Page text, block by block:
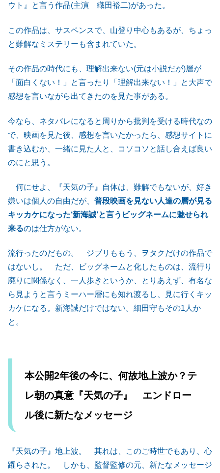
ウト』と言う作品(主演 織田裕二)があった。
この作品は、サスペンスで、山登り中心もあるが、ちょっ
と難解なミステリーも含まれていた。
その作品の時代にも、理解出来ない(元は小説だが)層が
「面白くない！」と言ったり「理解出来ない！」と大声で
感想を言いながら出てきたのを見た事がある。
今なら、ネタバレになると周りから批判を受ける時代なの
で、映画を見た後、感想を言いたかったら、感想サイトに
書き込むか、一緒に見た人と、コソコソと話し合えば良い
のにと思う。
何にせよ、『天気の子』自体は、難解でもないが、好き
嫌いは個人の自由だが、 普段映画を見ない人達の層が見る
キッカケになった‘新海誠’と言うビッグネームに魅せられ
来るのは仕方がない。
流行ったのだもの。 ジブリももう、ヲタクだけの作品で
はないし。 ただ、ビッグネームと化したものは、流行り
廃りに関係なく、一人歩きというか、とりあえず、有名な
ら見ようと言うミーハー層にも知れ渡るし、見に行くキッ
カケになる。新海誠だけではない。細田守もその1人か
と。
本公開2年後の今に、何故地上波か？テ
レ朝の真意『天気の子』 エンドロー
ル後に新たなメッセージ
『天気の子』地上波。 其れは、このご時世でもあり、心
躍らされた。 しかも、監督監修の元、新たなメッセージ